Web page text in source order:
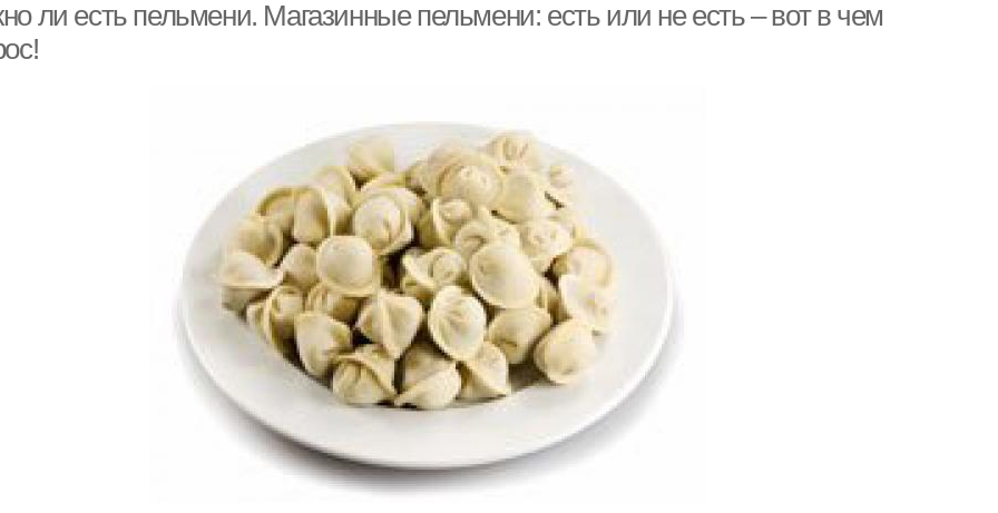
ли есть пельмени. Магазинные пельмени: есть или не есть – вот в чем